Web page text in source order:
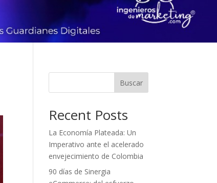
Buscar
Recent Posts
La Economía Plateada: Un
Imperativo ante el acelerado
envejecimiento de Colombia
90 días de Sinergia